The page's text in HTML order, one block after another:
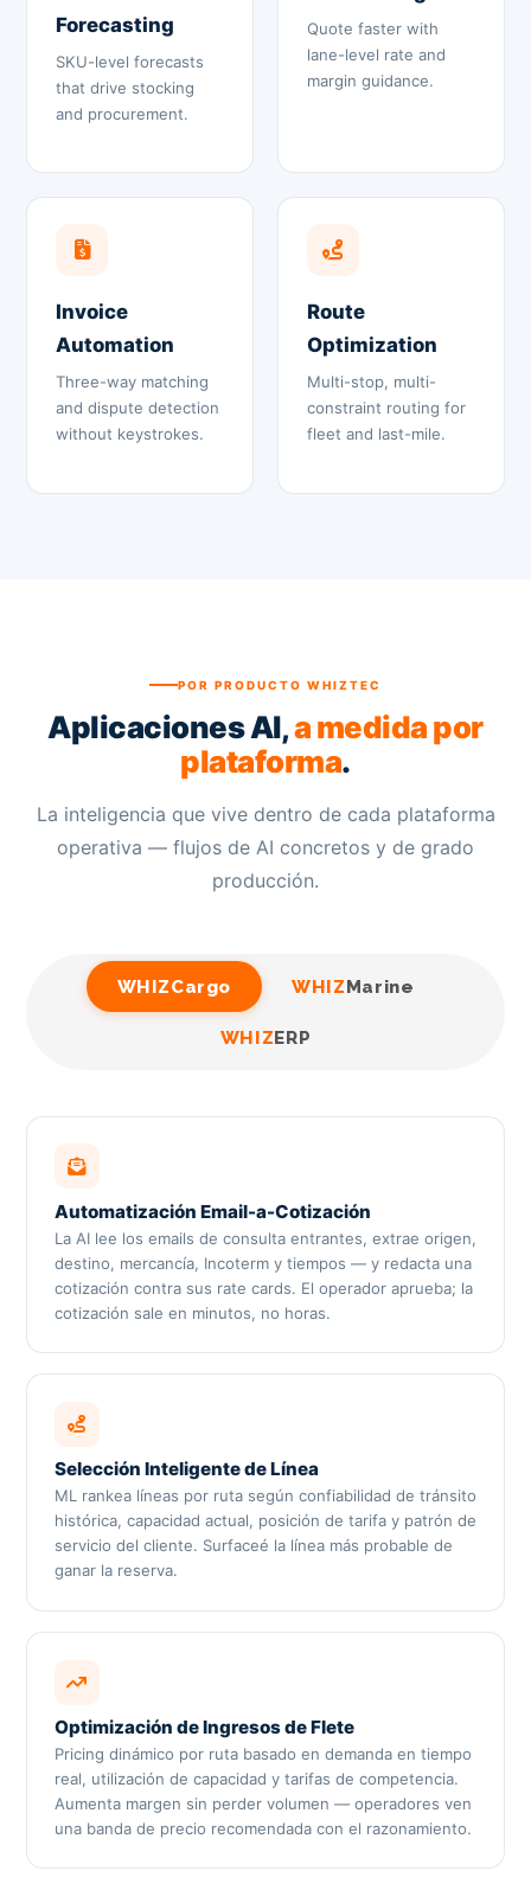
Forecasting
SKU-level forecasts
that drive stocking
and procurement.
Quote faster with
lane-level rate and
margin guidance.
Invoice
Automation
Three-way matching
and dispute detection
without keystrokes.
Route
Optimization
Multi-stop, multi-
constraint routing for
fleet and last-mile.
POR PRODUCTO WHIZTEC
Aplicaciones AI,a medida por
plataforma.
La inteligencia que vive dentro de cada plataforma
operativa — flujos de AI concretos y de grado
producción.
WHIZCargo WHIZMarine
WHIZERP
Automatización Email-a-Cotización
La AI lee los emails de consulta entrantes, extrae origen,
destino, mercancía, Incoterm y tiempos — y redacta una
cotización contra sus rate cards. El operador aprueba; la
cotización sale en minutos, no horas.
Selección Inteligente de Línea
ML rankea líneas por ruta según confiabilidad de tránsito
histórica, capacidad actual, posición de tarifa y patrón de
servicio del cliente. Surfaceé la línea más probable de
ganar la reserva.
Optimización de Ingresos de Flete
Pricing dinámico por ruta basado en demanda en tiempo
real, utilización de capacidad y tarifas de competencia.
Aumenta margen sin perder volumen — operadores ven
una banda de precio recomendada con el razonamiento.